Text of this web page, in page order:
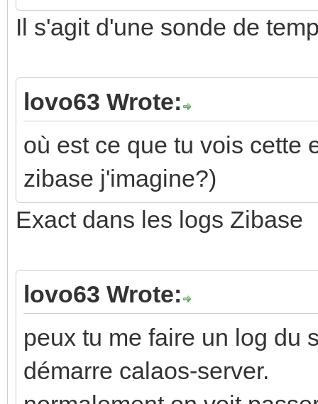
Il s'agit d'une sonde de
lovo63 Wrote:
où est ce que tu vois cette
zibase j'imagine?)
Exact dans les logs Zibase
lovo63 Wrote:
peux tu me faire un log du
démarre calaos-server.